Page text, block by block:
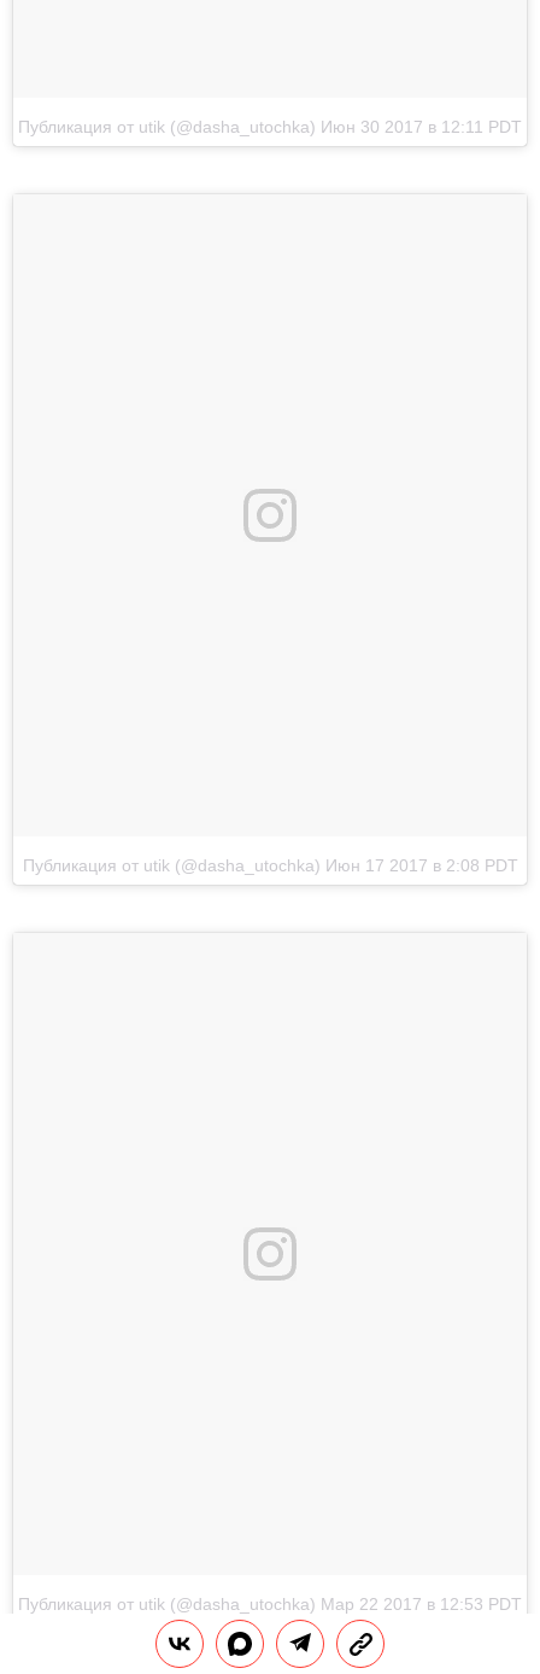
Публикация от utik (@dasha_utochka) Июн 30 2017 в 12:11 PDT
Публикация от utik (@dasha_utochka) Июн 17 2017 в 2:08 PDT
Публикация от utik (@dasha_utochka) Мар 22 2017 в 12:53 PDT